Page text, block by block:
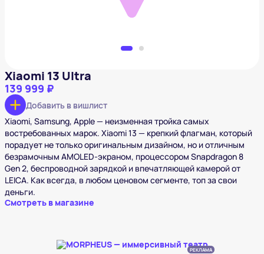
Xiaomi 13 Ultra
139 999 ₽
Добавить в вишлист
Xiaomi, Samsung, Apple — неизменная тройка самых
востребованных марок. Xiaomi 13 — крепкий флагман, который
порадует не только оригинальным дизайном, но и отличным
безрамочным AMOLED-экраном, процессором Snapdragon 8
Gen 2, беспроводной зарядкой и впечатляющей камерой от
LEICA. Как всегда, в любом ценовом сегменте, топ за свои
деньги.
Смотреть в магазине
РЕКЛАМА